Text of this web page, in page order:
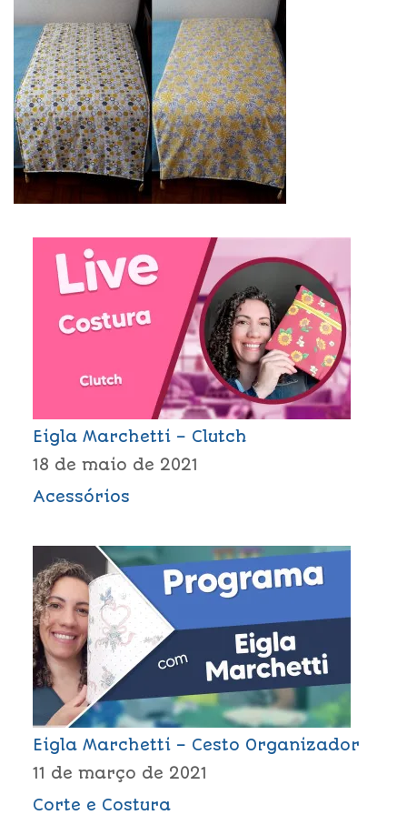
Eigla Marchetti – Clutch
18 de maio de 2021
Acessórios
Eigla Marchetti – Cesto Organizador
11 de março de 2021
Corte e Costura